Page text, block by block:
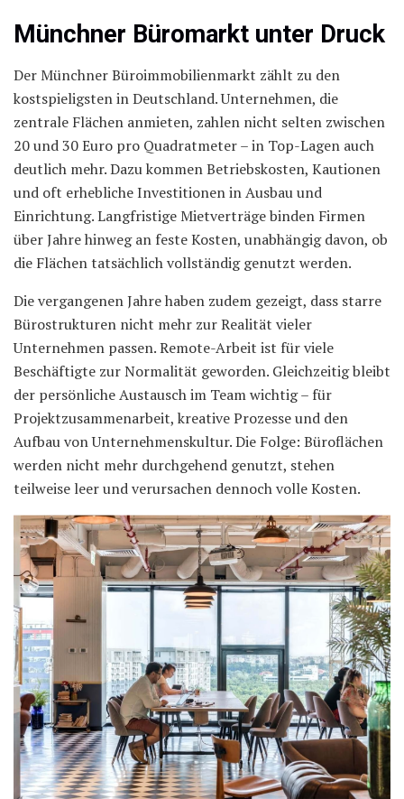
Münchner Büromarkt unter Druck
Der Münchner Büroimmobilienmarkt zählt zu den
kostspieligsten in Deutschland. Unternehmen, die
zentrale Flächen anmieten, zahlen nicht selten zwischen
20 und 30 Euro pro Quadratmeter – in Top-Lagen auch
deutlich mehr. Dazu kommen Betriebskosten, Kautionen
und oft erhebliche Investitionen in Ausbau und
Einrichtung. Langfristige Mietverträge binden Firmen
über Jahre hinweg an feste Kosten, unabhängig davon, ob
die Flächen tatsächlich vollständig genutzt werden.
Die vergangenen Jahre haben zudem gezeigt, dass starre
Bürostrukturen nicht mehr zur Realität vieler
Unternehmen passen. Remote-Arbeit ist für viele
Beschäftigte zur Normalität geworden. Gleichzeitig bleibt
der persönliche Austausch im Team wichtig – für
Projektzusammenarbeit, kreative Prozesse und den
Aufbau von Unternehmenskultur. Die Folge: Büroflächen
werden nicht mehr durchgehend genutzt, stehen
teilweise leer und verursachen dennoch volle Kosten.